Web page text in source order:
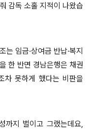
감독 소홀 지적이 나왔습
임금·상여금 반납·복지
한 반면 경남은행은 채권
차 못하게 했다는 비판을
까지 벌이고 그랬는데요,